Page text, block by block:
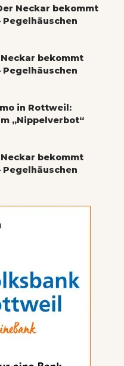
Neckar bekommt
Pegelhäuschen
bekommt
Pegelhäuschen
in Rottweil:
„Nippelverbot“
bekommt
Pegelhäuschen